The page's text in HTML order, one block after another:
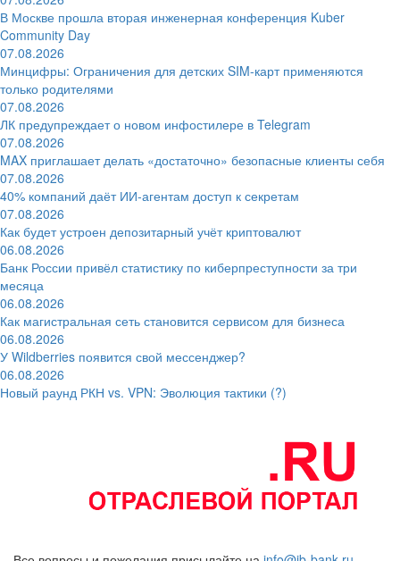
В Москве прошла вторая инженерная конференция Kuber
Community Day
07.08.2026
Минцифры: Ограничения для детских SIM-карт применяются
только родителями
07.08.2026
ЛК предупреждает о новом инфостилере в Telegram
07.08.2026
MAX приглашает делать «достаточно» безопасные клиенты себя
07.08.2026
40% компаний даёт ИИ‑агентам доступ к секретам
07.08.2026
Как будет устроен депозитарный учёт криптовалют
06.08.2026
Банк России привёл статистику по киберпреступности за три
месяца
06.08.2026
Как магистральная сеть становится сервисом для бизнеса
06.08.2026
У Wildberries появится свой мессенджер?
06.08.2026
Новый раунд РКН vs. VPN: Эволюция тактики (?)